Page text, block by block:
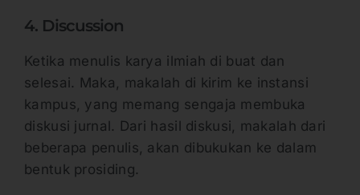
4. Discussion
Ketika menulis karya ilmiah di buat dan
selesai. Maka, makalah di kirim ke instansi
kampus, yang memang sengaja membuka
diskusi jurnal. Dari hasil diskusi, makalah dari
beberapa penulis, akan dibukukan ke dalam
bentuk prosiding.